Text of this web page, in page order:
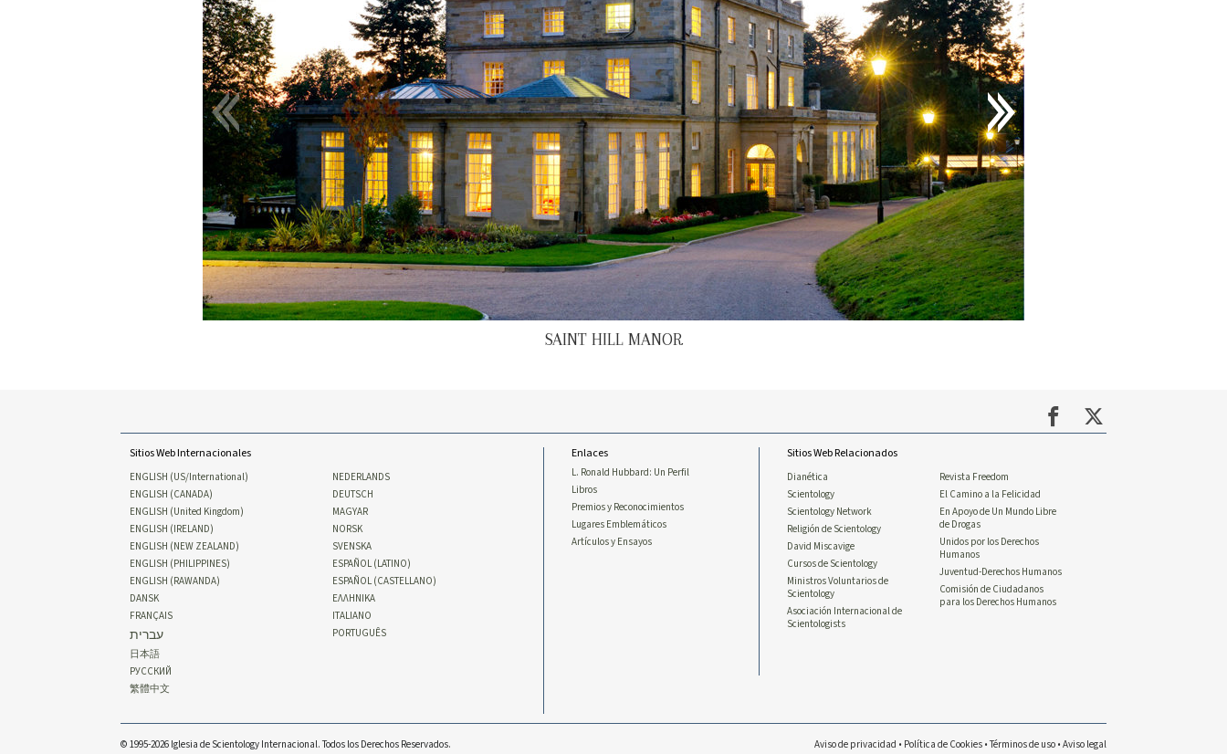
SAINT HILL MANOR
Sitios Web Internacionales
ENGLISH (US/International)
ENGLISH (CANADA)
ENGLISH (United Kingdom)
ENGLISH (IRELAND)
ENGLISH (NEW ZEALAND)
ENGLISH (PHILIPPINES)
ENGLISH (RAWANDA)
DANSK
FRANÇAIS
עברית
日本語
РУССКИЙ
繁體中文
NEDERLANDS
DEUTSCH
MAGYAR
NORSK
SVENSKA
ESPAÑOL (LATINO)
ESPAÑOL (CASTELLANO)
ΕΛΛΗΝΙΚA
ITALIANO
PORTUGUÊS
Enlaces
L. Ronald Hubbard: Un Perfil
Libros
Premios y Reconocimientos
Lugares Emblemáticos
Artículos y Ensayos
Sitios Web Relacionados
Dianética
Scientology
Scientology Network
Religión de Scientology
David Miscavige
Cursos de Scientology
Ministros Voluntarios de
Scientology
Asociación Internacional de
Scientologists
Revista Freedom
El Camino a la Felicidad
En Apoyo de Un Mundo Libre
de Drogas
Unidos por los Derechos
Humanos
Juventud-Derechos Humanos
Comisión de Ciudadanos
para los Derechos Humanos
© 1995-2026 Iglesia de Scientology Internacional. Todos los Derechos Reservados. Aviso de privacidad • Política de Cookies • Términos de uso • Aviso legal